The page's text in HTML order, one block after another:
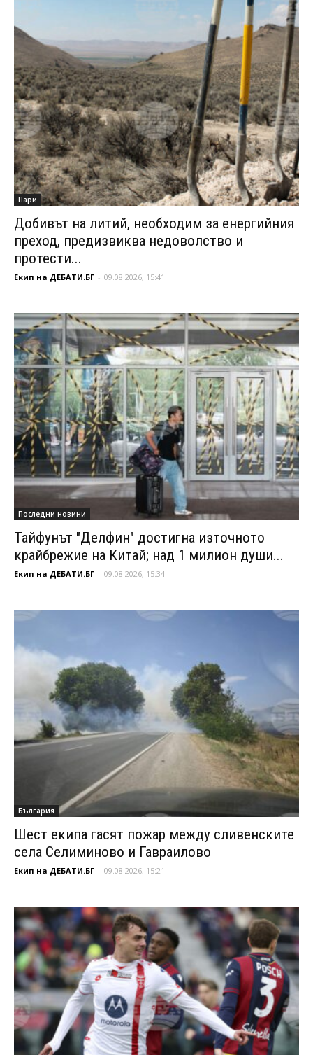
Пари
Добивът на литий, необходим за енергийния
преход, предизвиква недоволство и
протести...
Екип на ДЕБАТИ.БГ - 09.08.2026, 15:41
Последни новини
Тайфунът "Делфин" достигна източното
крайбрежие на Китай; над 1 милион души...
Екип на ДЕБАТИ.БГ - 09.08.2026, 15:34
България
Шест екипа гасят пожар между сливенските
села Селиминово и Гавраилово
Екип на ДЕБАТИ.БГ - 09.08.2026, 15:21